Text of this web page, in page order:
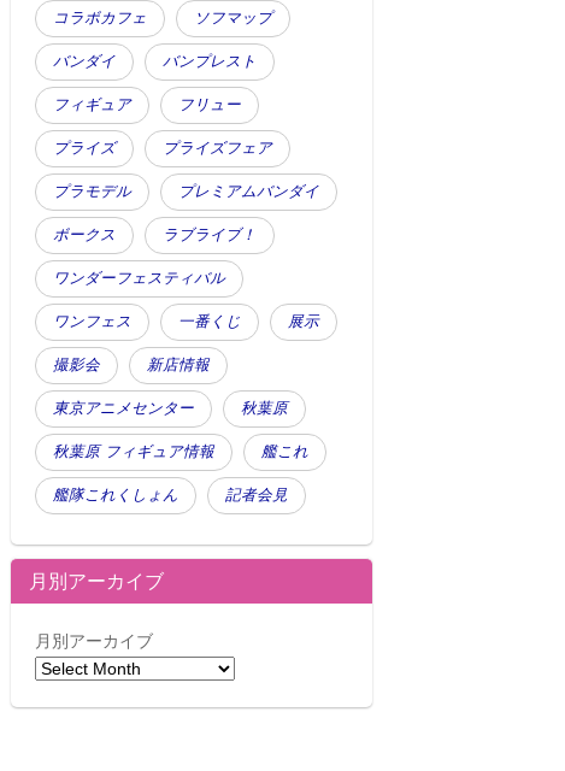
コラボカフェ ソフマップ
バンダイ バンプレスト
フィギュア フリュー
プライズ プライズフェア
プラモデル プレミアムバンダイ
ボークス ラブライブ！
ワンダーフェスティバル
ワンフェス 一番くじ 展示
撮影会 新店情報
東京アニメセンター 秋葉原
秋葉原 フィギュア情報 艦これ
艦隊これくしょん 記者会見
月別アーカイブ
月別アーカイブ